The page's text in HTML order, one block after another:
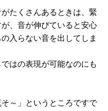
たくさんあるときは、緊
、音が伸びていると安心
入らない音を出してしま
はの表現が可能なのにも
～」というところですで